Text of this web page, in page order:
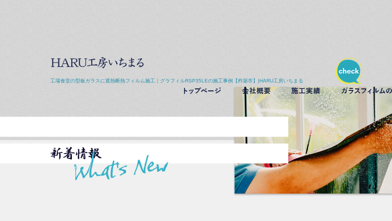
工場食堂の型板ガラスに遮熱断熱フィルム施工｜グラフィルRSP35LEの施工事例【杵築市】|HARU工房いちまる